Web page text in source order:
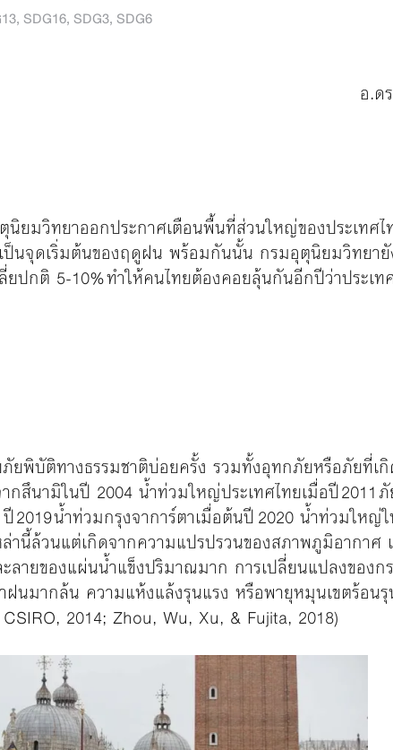
, SDG16, SDG3, SDG6
อ.ด
ยมวิทยาออกประกาศเตือนพื้นที่ส่วนใหญ่ของประเทศ
นจุดเริ่มต้นของฤดูฝน พร้อมกันนั้น กรมอุตุนิยมวิทยา
ปกติ 5-10% ทำให้คนไทยต้องคอยลุ้นกันอีกปีว่าประเท
พิบัติทางธรรมชาติบ่อยครั้ง รวมทั้งอุทกภัยหรือภัยที่เกิ
สึนามิในปี 2004 น้ำท่วมใหญ่ประเทศไทยเมื่อปี 2011
2019 น้ำท่วมกรุงจาการ์ตาเมื่อต้นปี 2020 น้ำท่วมใหญ่
ล่านี้ล้วนแต่เกิดจากความแปรปรวนของสภาพภูมิอากา
ลายของแผ่นน้ำแข็งปริมาณมาก การเปลี่ยนแปลงของก
มากล้น ความแห้งแล้งรุนแรง หรือพายุหมุนเขตร้อนรุ
2014; Zhou, Wu, Xu, & Fujita, 2018)